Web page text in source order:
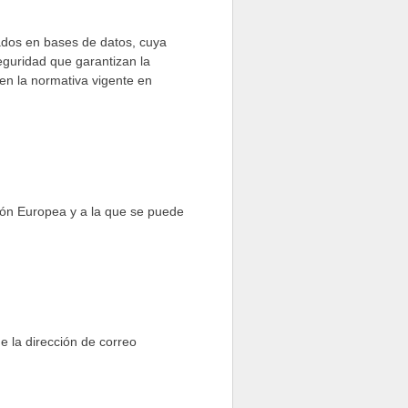
en bases de datos, cuya
que garantizan la
la normativa vigente en
Europea y a la que se puede
la dirección de correo